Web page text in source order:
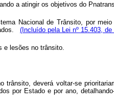
a atingir os objetivos do
Nacional de Trânsito, por
(Incluído pela Lei nº 15.403, de
e lesões no trânsito.
deverá voltar-se
por Estado e por ano,